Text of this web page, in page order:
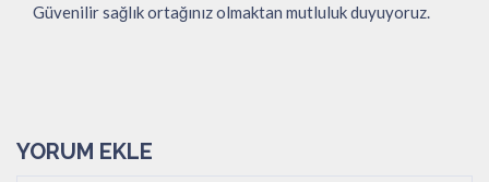
Güvenilir sağlık ortağınız olmaktan mutluluk duyuyoruz.
YORUM EKLE